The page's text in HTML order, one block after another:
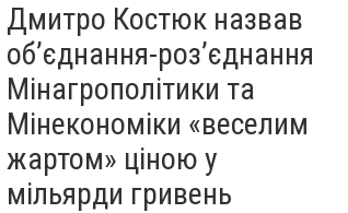
Дмитро Костюк назвав
об’єднання-роз’єднання
Мінагрополітики та
Мінекономіки «веселим
жартом» ціною у
мільярди гривень